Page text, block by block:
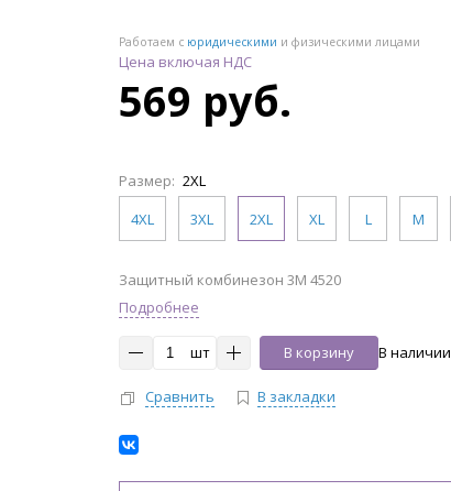
Работаем с юридическими и физическими лицами
Цена включая НДС
569 руб.
Размер: 2XL
4XL
3XL 2XL XL L M
Защитный комбинезон 3M 4520
Подробнее
шт В корзину В наличии
Сравнить В закладки